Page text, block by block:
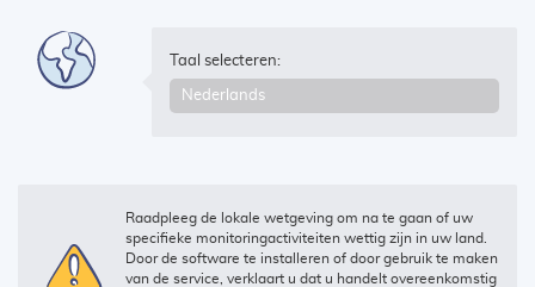
Taal selecteren:
Raadpleeg de lokale wetgeving om na te gaan of uw
specifieke monitoringactiviteiten wettig zijn in uw land.
Door de software te installeren of door gebruik te maken
van de service, verklaart u dat u handelt overeenkomstig